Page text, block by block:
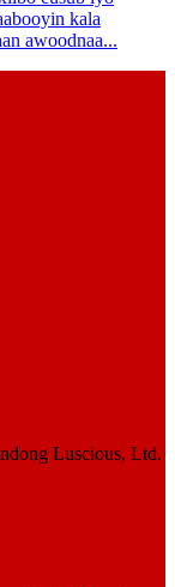
kala
awoodnaa...
Luscious, Ltd.